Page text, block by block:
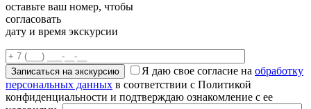
оставьте ваш номер, чтобы
согласовать
дату и время экскурсии
Я даю свое согласие на обработку
персональных данных в соответствии с Политикой
конфиденциальности и подтверждаю ознакомление с ее